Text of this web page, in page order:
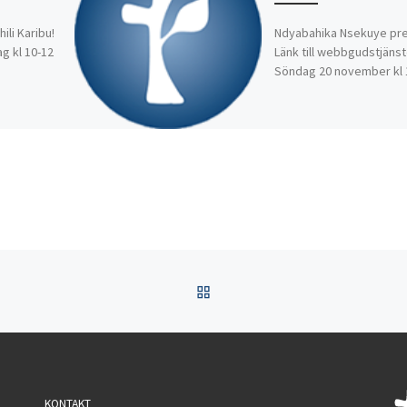
Karibu!
kl 10-12
Ndyabahika Nsekuye
Länk till
Söndag 20 november kl
KONTAKT